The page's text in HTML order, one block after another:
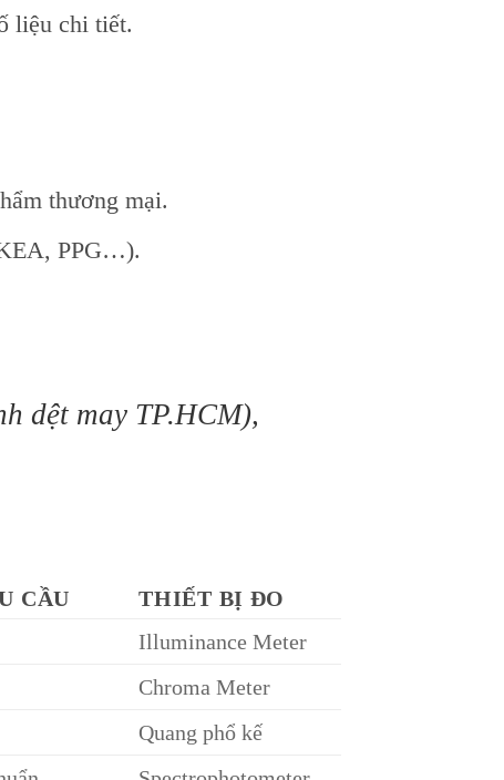
liệu chi tiết.
thương mại.
PPG…).
dệt may TP.HCM),
CẦU
THIẾT BỊ ĐO
Illuminance Meter
Chroma Meter
Quang phổ kế